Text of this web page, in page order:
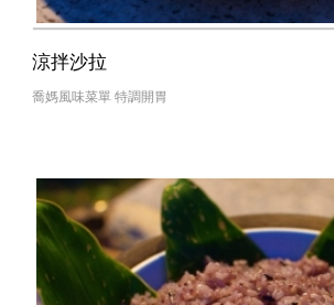
涼拌沙拉
喬媽風味菜單 特調開胃